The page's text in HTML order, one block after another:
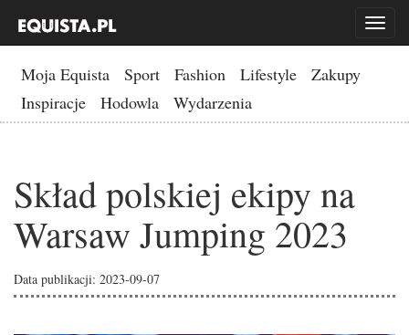
Toggle
Moja Equista Sport Fashion Lifestyle
Zakupy
Inspiracje
Hodowla Wydarzenia
Skład polskiej ekipy na
Warsaw Jumping 2023
Data publikacji: 2023-09-07